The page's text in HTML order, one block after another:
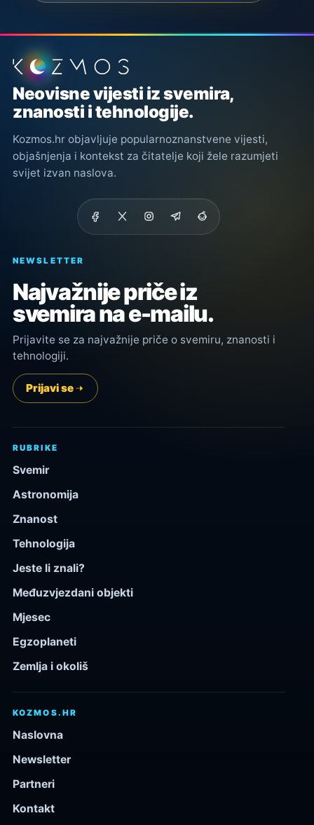
Podnožje stranice
Neovisne vijesti iz svemira,
znanosti i tehnologije.
Kozmos.hr objavljuje popularnoznanstvene vijesti,
objašnjenja i kontekst za čitatelje koji žele razumjeti
svijet izvan naslova.
NEWSLETTER
Najvažnije priče iz
svemira na e-mailu.
Prijavite se za najvažnije priče o svemiru, znanosti i
tehnologiji.
Prijavi se
RUBRIKE
Svemir
Astronomija
Znanost
Tehnologija
Jeste li znali?
Međuzvjezdani objekti
Mjesec
Egzoplaneti
Zemlja i okoliš
KOZMOS.HR
Naslovna
Newsletter
Partneri
Kontakt